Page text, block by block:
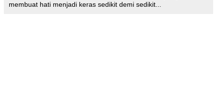
membuat hati menjadi keras sedikit demi sedikit...